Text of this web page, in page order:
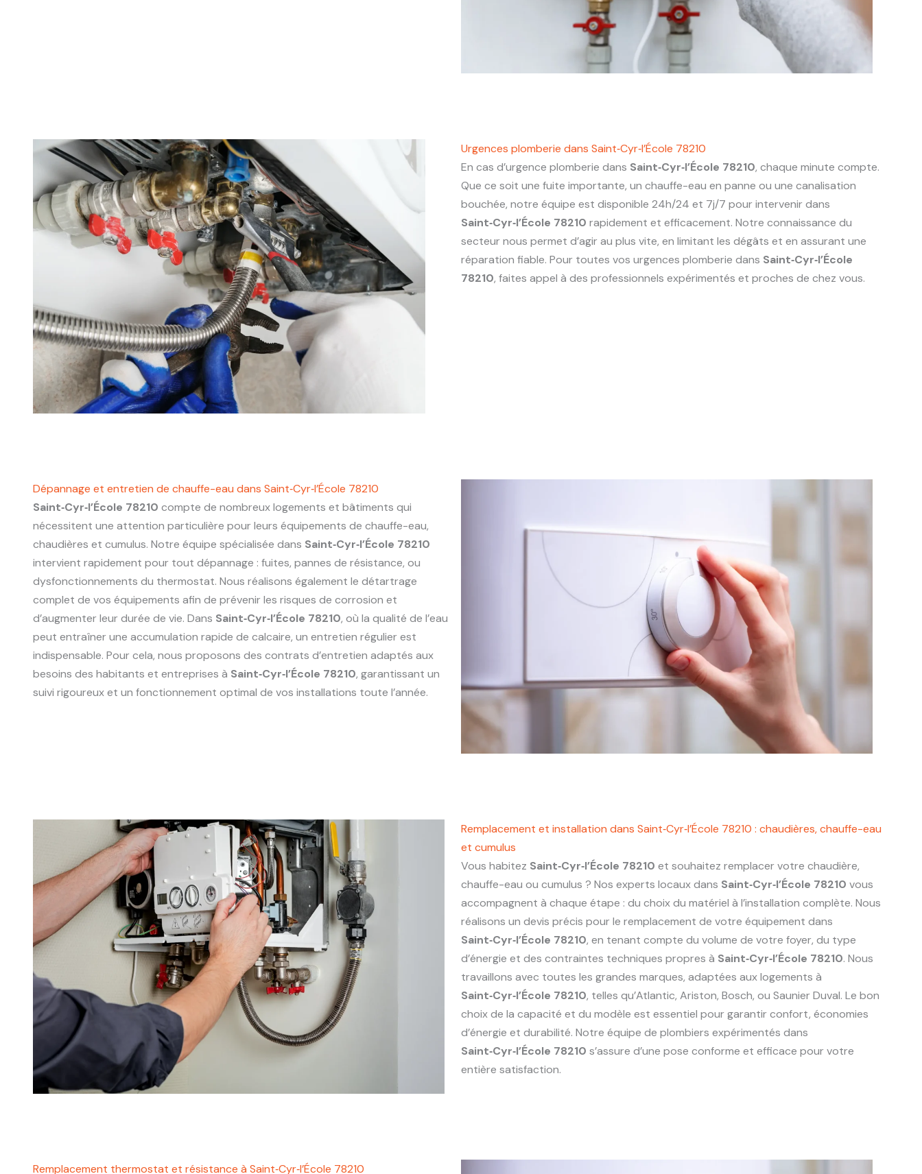
Urgences plomberie dans Saint‑Cyr‑l’École 78210
En cas d’urgence plomberie dans Saint‑Cyr‑l’École 78210, chaque minute compte.
Que ce soit une fuite importante, un chauffe-eau en panne ou une canalisation
bouchée, notre équipe est disponible 24h/24 et 7j/7 pour intervenir dans
Saint‑Cyr‑l’École 78210 rapidement et efficacement. Notre connaissance du
secteur nous permet d’agir au plus vite, en limitant les dégâts et en assurant une
réparation fiable. Pour toutes vos urgences plomberie dans Saint‑Cyr‑l’École
78210, faites appel à des professionnels expérimentés et proches de chez vous.
Dépannage et entretien de chauffe-eau dans Saint‑Cyr‑l’École 78210
Saint‑Cyr‑l’École 78210 compte de nombreux logements et bâtiments qui
nécessitent une attention particulière pour leurs équipements de chauffe-eau,
chaudières et cumulus. Notre équipe spécialisée dans Saint‑Cyr‑l’École 78210
intervient rapidement pour tout dépannage : fuites, pannes de résistance, ou
dysfonctionnements du thermostat. Nous réalisons également le détartrage
complet de vos équipements afin de prévenir les risques de corrosion et
d’augmenter leur durée de vie. Dans Saint‑Cyr‑l’École 78210, où la qualité de l’eau
peut entraîner une accumulation rapide de calcaire, un entretien régulier est
indispensable. Pour cela, nous proposons des contrats d’entretien adaptés aux
besoins des habitants et entreprises à Saint‑Cyr‑l’École 78210, garantissant un
suivi rigoureux et un fonctionnement optimal de vos installations toute l’année.
Remplacement et installation dans Saint‑Cyr‑l’École 78210 : chaudières, chauffe-eau
et cumulus
Vous habitez Saint‑Cyr‑l’École 78210 et souhaitez remplacer votre chaudière,
chauffe-eau ou cumulus ? Nos experts locaux dans Saint‑Cyr‑l’École 78210 vous
accompagnent à chaque étape : du choix du matériel à l’installation complète. Nous
réalisons un devis précis pour le remplacement de votre équipement dans
Saint‑Cyr‑l’École 78210, en tenant compte du volume de votre foyer, du type
d’énergie et des contraintes techniques propres à Saint‑Cyr‑l’École 78210. Nous
travaillons avec toutes les grandes marques, adaptées aux logements à
Saint‑Cyr‑l’École 78210, telles qu’Atlantic, Ariston, Bosch, ou Saunier Duval. Le bon
choix de la capacité et du modèle est essentiel pour garantir confort, économies
d’énergie et durabilité. Notre équipe de plombiers expérimentés dans
Saint‑Cyr‑l’École 78210 s’assure d’une pose conforme et efficace pour votre
entière satisfaction.
Remplacement thermostat et résistance à Saint‑Cyr‑l’École 78210